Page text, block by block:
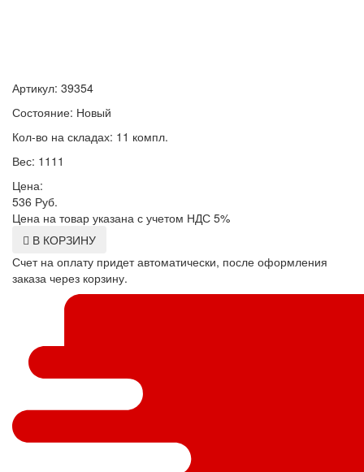
Артикул: 39354
Состояние: Новый
Кол-во на складах: 11 компл.
Вес: 1111
Цена:
536 Руб.
Цена на товар указана с учетом НДС 5%
В КОРЗИНУ
Счет на оплату придет автоматически, после оформления
заказа через корзину.